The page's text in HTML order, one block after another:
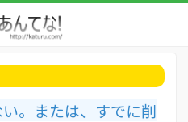
い。または、すでに削